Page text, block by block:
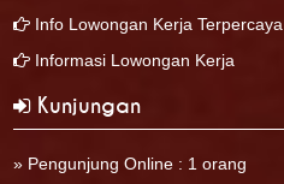
Info Lowongan Kerja Terpercaya
Informasi Lowongan Kerja
Kunjungan
» Pengunjung Online : 1 orang